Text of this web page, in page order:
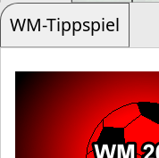
WM-Tippspiel